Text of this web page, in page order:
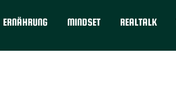
ERNÄHRUNG MINDSET REALTALK